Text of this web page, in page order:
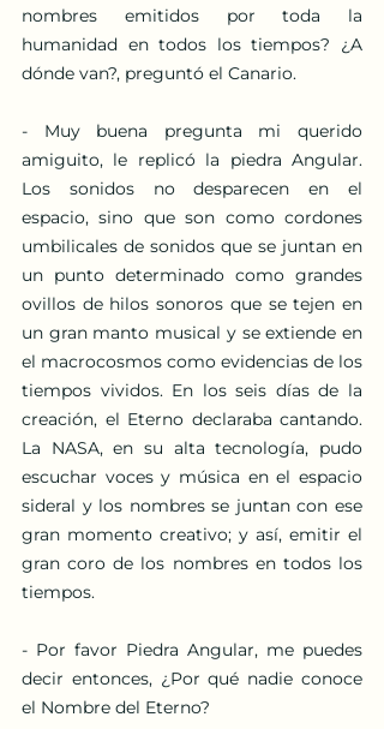
nombres emitidos por toda la
humanidad en todos los tiempos? ¿A
dónde van?, preguntó el Canario.
- Muy buena pregunta mi querido
amiguito, le replicó la piedra Angular.
Los sonidos no desparecen en el
espacio, sino que son como cordones
umbilicales de sonidos que se juntan en
un punto determinado como grandes
ovillos de hilos sonoros que se tejen en
un gran manto musical y se extiende en
el macrocosmos como evidencias de los
tiempos vividos. En los seis días de la
creación, el Eterno declaraba cantando.
La NASA, en su alta tecnología, pudo
escuchar voces y música en el espacio
sideral y los nombres se juntan con ese
gran momento creativo; y así, emitir el
gran coro de los nombres en todos los
tiempos.
- Por favor Piedra Angular, me puedes
decir entonces, ¿Por qué nadie conoce
el Nombre del Eterno?